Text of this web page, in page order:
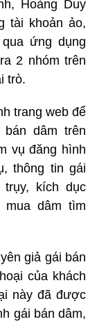
Hoàng Duy
tài khoản ảo,
ứng dụng
2 nhóm trên
trò.
trang web để
dâm trên
vụ đăng hình
thông tin gái
kích dục
mua dâm tìm
giả gái bán
của khách
này đã được
gái bán dâm,